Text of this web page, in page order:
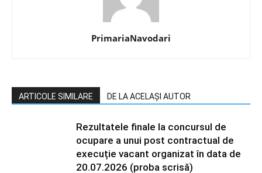
PrimariaNavodari
ARTICOLE SIMILARE DE LA ACELAȘI AUTOR
Rezultatele finale la concursul de
ocupare a unui post contractual de
execuție vacant organizat în data de
20.07.2026 (proba scrisă)